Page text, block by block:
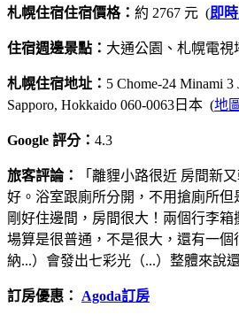
札幌住宿住宿價格： 約 2767 元 (即
住宿週邊景點： 大通公園、札幌電視
札幌住宿地址： 5 Chome-24 Minami 3
Sapporo, Hokkaido 060-0063日本 (地圖
Google 評分： 4.3
旅客評論：
「離貍小路很近 房間新
好。浴室跟廁所分開，不用搶廁所但
剛好住邊間，房間很大！兩個行李
場算是很普通，不是很大，還有一
納...）會發出七彩光（...）整體來說
訂房優惠： Agoda訂房